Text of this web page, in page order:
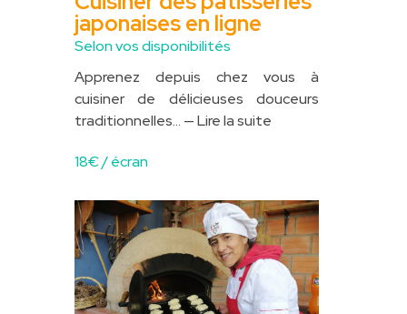
japonaises en ligne
Selon vos disponibilités
Apprenez depuis chez vous à
cuisiner de délicieuses douceurs
traditionnelles... — Lire la suite
18€ / écran